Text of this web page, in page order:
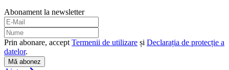
Abonament la newsletter
Prin abonare, accept Termenii de utilizare și Declarația de protecție a
datelor.
Mă abonez